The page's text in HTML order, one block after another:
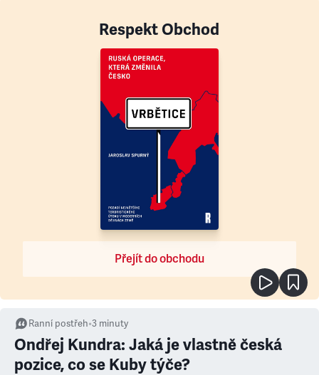
Respekt Obchod
Přejít do obchodu
Ranní postřeh•3 minuty
Ondřej Kundra: Jaká je vlastně česká
pozice, co se Kuby týče?